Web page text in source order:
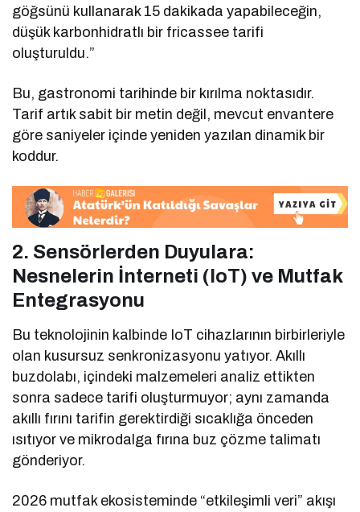
göğsünü kullanarak 15 dakikada yapabileceğin,
düşük karbonhidratlı bir fricassee tarifi
oluşturuldu.”
Bu, gastronomi tarihinde bir kırılma noktasıdır.
Tarif artık sabit bir metin değil, mevcut envantere
göre saniyeler içinde yeniden yazılan dinamik bir
koddur.
2. Sensörlerden Duyulara:
Nesnelerin İnterneti (IoT) ve Mutfak
Entegrasyonu
Bu teknolojinin kalbinde IoT cihazlarının birbirleriyle
olan kusursuz senkronizasyonu yatıyor. Akıllı
buzdolabı, içindeki malzemeleri analiz ettikten
sonra sadece tarifi oluşturmuyor; aynı zamanda
akıllı fırını tarifin gerektirdiği sıcaklığa önceden
ısıtıyor ve mikrodalga fırına buz çözme talimatı
gönderiyor.
2026 mutfak ekosisteminde “etkileşimli veri” akışı